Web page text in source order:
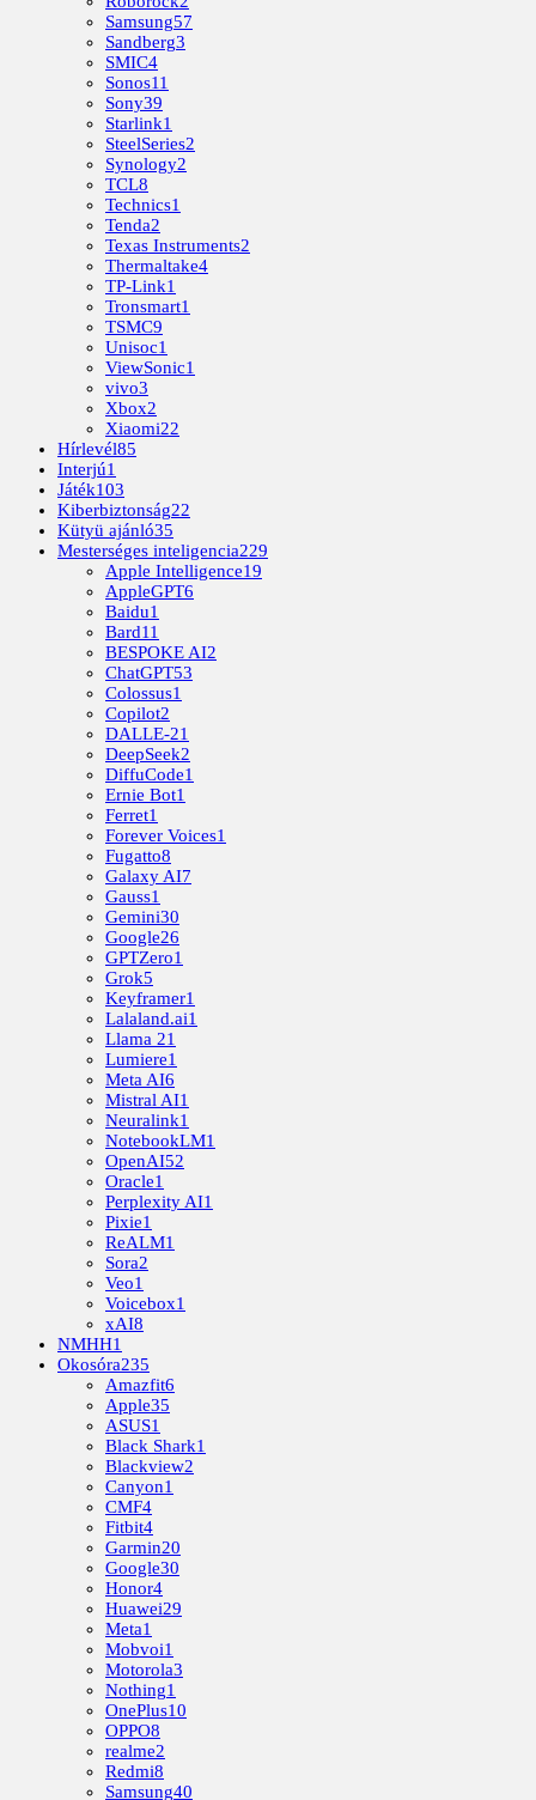
Samsung57
Sandberg3
SMIC4
Sonos11
Sony39
Starlink1
SteelSeries2
Synology2
TCL8
Technics1
Tenda2
Texas Instruments2
Thermaltake4
TP-Link1
Tronsmart1
TSMC9
Unisoc1
ViewSonic1
vivo3
Xbox2
Xiaomi22
Hírlevél85
Interjú1
Játék103
Kiberbiztonság22
Kütyü ajánló35
Mesterséges inteligencia229
Apple Intelligence19
AppleGPT6
Baidu1
Bard11
BESPOKE AI2
ChatGPT53
Colossus1
Copilot2
DALLE-21
DeepSeek2
DiffuCode1
Ernie Bot1
Ferret1
Forever Voices1
Fugatto8
Galaxy AI7
Gauss1
Gemini30
Google26
GPTZero1
Grok5
Keyframer1
Lalaland.ai1
Llama 21
Lumiere1
Meta AI6
Mistral AI1
Neuralink1
NotebookLM1
OpenAI52
Oracle1
Perplexity AI1
Pixie1
ReALM1
Sora2
Veo1
Voicebox1
xAI8
NMHH1
Okosóra235
Amazfit6
Apple35
ASUS1
Black Shark1
Blackview2
Canyon1
CMF4
Fitbit4
Garmin20
Google30
Honor4
Huawei29
Meta1
Mobvoi1
Motorola3
Nothing1
OnePlus10
OPPO8
realme2
Redmi8
Samsung40